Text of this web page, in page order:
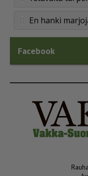
En hanki
Facebook